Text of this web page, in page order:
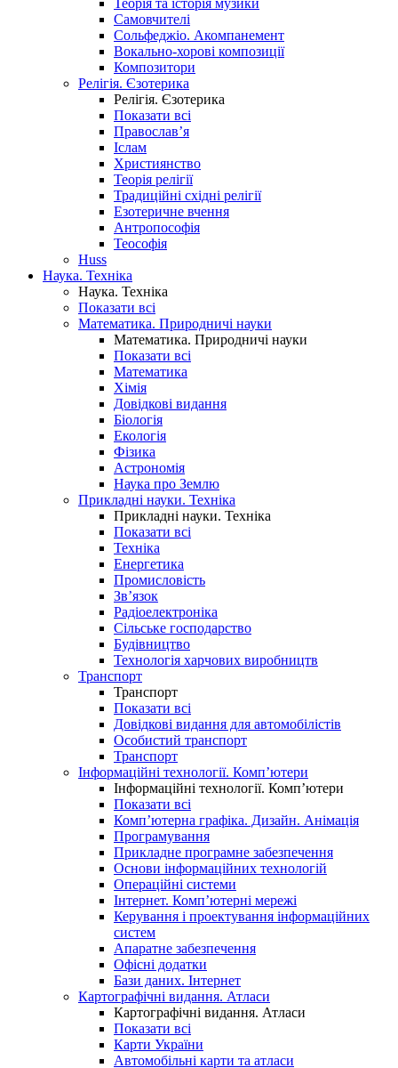
Теорія та історія музики
Самовчителі
Сольфеджіо. Акомпанемент
Вокально-хорові композиції
Композитори
Релігія. Єзотерика
Релігія. Єзотерика
Показати всі
Православ’я
Іслам
Християнство
Теорія релігії
Традиційні східні релігії
Езотеричне вчення
Антропософія
Теософія
Huss
Наука. Техніка
Наука. Техніка
Показати всі
Математика. Природничі науки
Математика. Природничі науки
Показати всі
Математика
Хімія
Довідкові видання
Біологія
Екологія
Фізика
Астрономія
Наука про Землю
Прикладні науки. Техніка
Прикладні науки. Техніка
Показати всі
Техніка
Енергетика
Промисловість
Зв’язок
Радіоелектроніка
Сільське господарство
Будівництво
Технологія харчових виробництв
Транспорт
Транспорт
Показати всі
Довідкові видання для автомобілістів
Особистий транспорт
Транспорт
Інформаційні технології. Комп’ютери
Інформаційні технології. Комп’ютери
Показати всі
Комп’ютерна графіка. Дизайн. Анімація
Програмування
Прикладне програмне забезпечення
Основи інформаційних технологій
Операційні системи
Інтернет. Комп’ютерні мережі
Керування і проектування інформаційних
систем
Апаратне забезпечення
Офісні додатки
Бази даних. Інтернет
Картографічні видання. Атласи
Картографічні видання. Атласи
Показати всі
Карти України
Автомобільні карти та атласи